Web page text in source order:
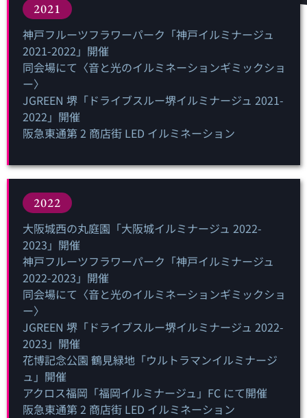
2021
神戸フルーツフラワーパーク「神戸イルミナージュ
2021-2022」開催
同会場にて〈音と光のイルミネーションギミックショ
ー〉
JGREEN 堺「ドライブスルー堺イルミナージュ 2021-
2022」開催
阪急東通第 2 商店街 LED イルミネーション
2022
大阪城西の丸庭園「大阪城イルミナージュ 2022-
2023」開催
神戸フルーツフラワーパーク「神戸イルミナージュ
2022-2023」開催
同会場にて〈音と光のイルミネーションギミックショ
ー〉
JGREEN 堺「ドライブスルー堺イルミナージュ 2022-
2023」開催
花博記念公園 鶴見緑地「ウルトラマンイルミナージ
ュ」開催
アクロス福岡「福岡イルミナージュ」FC にて開催
阪急東通第 2 商店街 LED イルミネーション